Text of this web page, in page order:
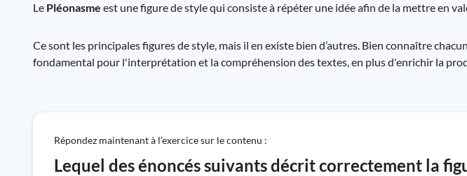
Le Pléonasme est une figure de style qui consiste à répéter une idée afin de la mettre en
Ce sont les principales figures de style, mais il en existe bien d’autres. Bien connaître
fondamental pour l'interprétation et la compréhension des textes, en plus d'enrichir la
Répondez maintenant à l’exercice sur le contenu :
Lequel des énoncés suivants décrit correctement la